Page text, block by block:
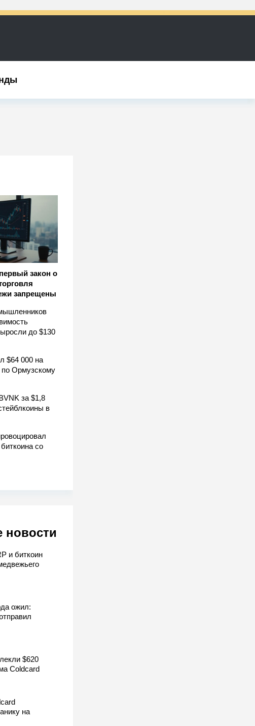
закон о
запрещены
до $130
$64 000 на
по Ормузскому
за $1,8
в
со
новости
и биткоин
ожил:
$620
Coldcard
на